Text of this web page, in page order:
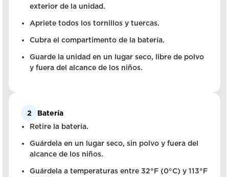
exterior de la unidad.
Apriete todos los tornillos y tuercas.
Cubra el compartimento de la batería.
Guarde la unidad en un lugar seco, libre de polvo
y fuera del alcance de los niños.
2
Batería
Retire la batería.
Guárdela en un lugar seco, sin polvo y fuera del
alcance de los niños.
Guárdela a temperaturas entre 32°F (0°C) y 113°F